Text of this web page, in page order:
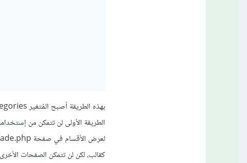
الطريقة الأولى لن تتمكن من
كقالب، لكن لن تتمكن الصفحات